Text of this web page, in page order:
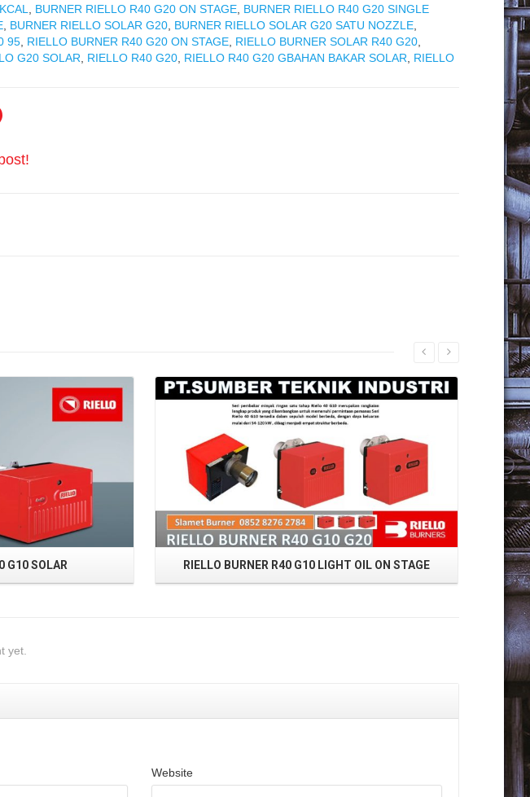
BURNER RIELLO R40 G20 ON STAGE BURNER RIELLO R40 G20 SINGLE
BURNER RIELLO SOLAR G20 BURNER RIELLO SOLAR G20 SATU NOZZLE
95 RIELLO BURNER R40 G20 ON STAGE RIELLO BURNER SOLAR R40 G20
G20 SOLAR RIELLO R40 G20 RIELLO R40 G20 GBAHAN BAKAR SOLAR
RIELLO
G10 SOLAR RIELLO BURNER R40 G10 LIGHT OIL ON STAGE
yet.
Website